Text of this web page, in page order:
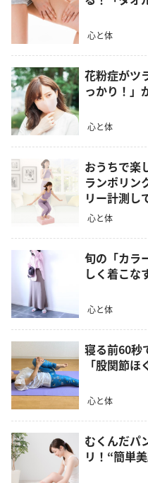
心と体
花粉症がツ
っかり！」
心と体
おうちで楽
ランポリン
リー計測し
心と体
旬の「カラ
しく着こな
心と体
寝る前60秒
「股関節ほ
心と体
むくんだパ
リ！“簡単